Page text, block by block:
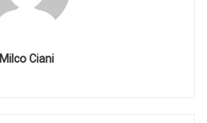
Milco Ciani